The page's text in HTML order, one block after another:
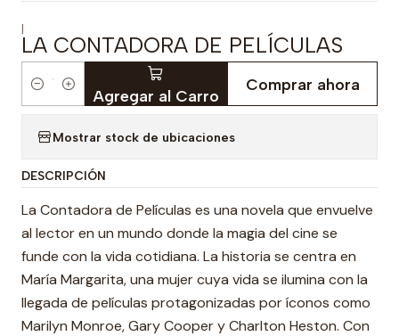
|
LA CONTADORA DE PELÍCULAS
Cantidad Agregar al Carro
Comprar ahora
Mostrar stock de ubicaciones
DESCRIPCIÓN
La Contadora de Películas es una novela que envuelve
al lector en un mundo donde la magia del cine se
funde con la vida cotidiana. La historia se centra en
María Margarita, una mujer cuya vida se ilumina con la
llegada de películas protagonizadas por íconos como
Marilyn Monroe, Gary Cooper y Charlton Heston. Con